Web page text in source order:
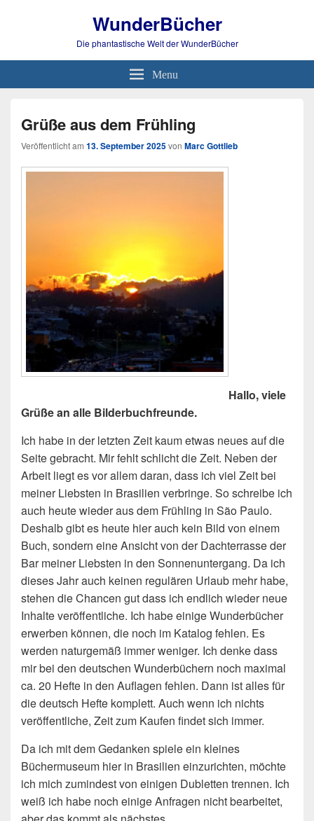
WunderBücher
Die phantastische Welt der WunderBücher
Menu
Grüße aus dem Frühling
Veröffentlicht am 13. September 2025von Marc Gottlieb
Hallo, viele
Grüße an alle Bilderbuchfreunde.
Ich habe in der letzten Zeit kaum etwas neues auf die
Seite gebracht. Mir fehlt schlicht die Zeit. Neben der
Arbeit liegt es vor allem daran, dass ich viel Zeit bei
meiner Liebsten in Brasilien verbringe. So schreibe ich
auch heute wieder aus dem Frühling in São Paulo.
Deshalb gibt es heute hier auch kein Bild von einem
Buch, sondern eine Ansicht von der Dachterrasse der
Bar meiner Liebsten in den Sonnenuntergang. Da ich
dieses Jahr auch keinen regulären Urlaub mehr habe,
stehen die Chancen gut dass ich endlich wieder neue
Inhalte veröffentliche. Ich habe einige Wunderbücher
erwerben können, die noch im Katalog fehlen. Es
werden naturgemäß immer weniger. Ich denke dass
mir bei den deutschen Wunderbüchern noch maximal
ca. 20 Hefte in den Auflagen fehlen. Dann ist alles für
die deutsch Hefte komplett. Auch wenn ich nichts
veröffentliche, Zeit zum Kaufen findet sich immer.
Da ich mit dem Gedanken spiele ein kleines
Büchermuseum hier in Brasilien einzurichten, möchte
ich mich zumindest von einigen Dubletten trennen. Ich
weiß ich habe noch einige Anfragen nicht bearbeitet,